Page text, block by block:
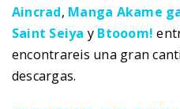
Aincrad, Manga Akame
Saint Seiya y Btooom!
encontrareis una gran
descargas.